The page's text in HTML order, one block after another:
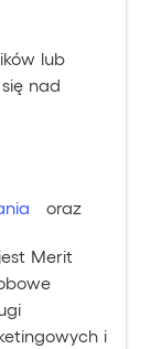
lub
nad
oraz
Merit
i